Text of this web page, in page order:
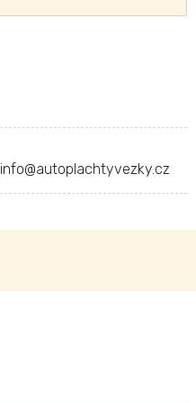
info@autoplachtyvezky.cz